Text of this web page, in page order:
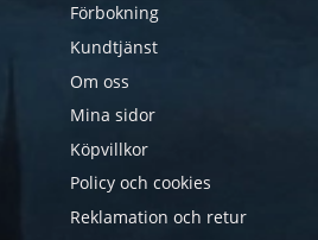
Förbokning
Kundtjänst
Om oss
Mina sidor
Köpvillkor
Policy och cookies
Reklamation och retur